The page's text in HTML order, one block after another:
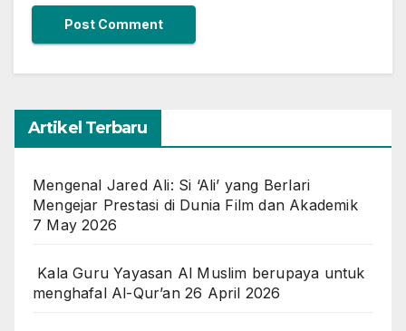
Artikel Terbaru
Mengenal Jared Ali: Si ‘Ali’ yang Berlari
Mengejar Prestasi di Dunia Film dan Akademik
7 May 2026
Kala Guru Yayasan Al Muslim berupaya untuk
menghafal Al-Qur’an 26 April 2026